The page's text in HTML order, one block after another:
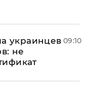
украинцев
не
09:10